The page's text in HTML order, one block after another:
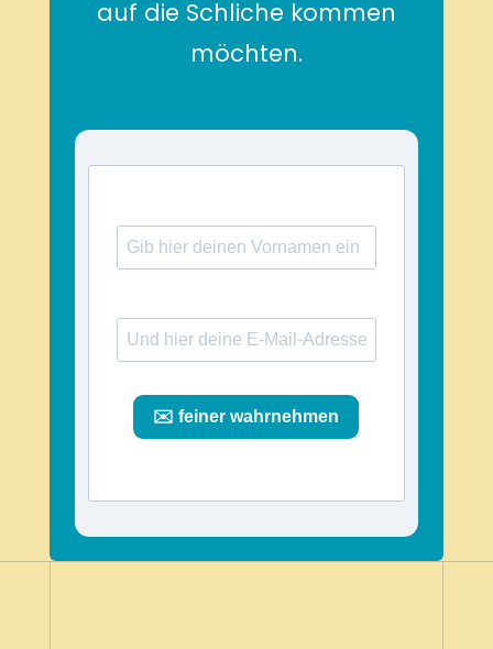
auf die Schliche kommen
möchten.
✉️ feiner wahrnehmen